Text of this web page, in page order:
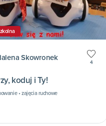
Skowronek
4
koduj i Ty!
• zajęcia ruchowe